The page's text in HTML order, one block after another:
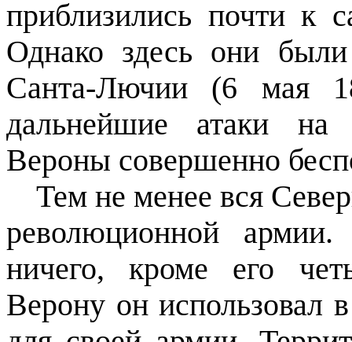
приблизились почти к
Однако здесь они
Санта-Лючии (6 мая
дальнейшие атаки на
Вероны совершенно
Тем не менее вся
революционной
ничего, кроме его
Верону он использовал